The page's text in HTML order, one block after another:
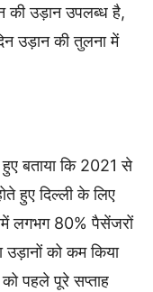
की उड़ान उपलब्ध है,
उड़ान की तुलना में
हुए बताया कि 2021 से
हुए दिल्ली के लिए
लगभग 80% पैसेंजरों
उड़ानों को कम किया
पहले पूरे सप्ताह